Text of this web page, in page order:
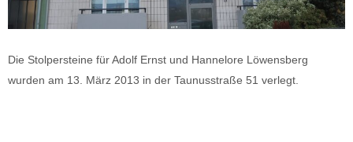
Die Stolpersteine für Adolf Ernst und Hannelore Löwensberg
wurden am 13. März 2013 in der Taunusstraße 51 verlegt.